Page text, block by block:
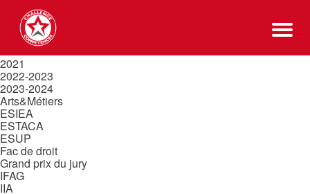
Rechercher :
Categories
2011-2019
2021
2022-2023
2023-2024
Arts&Métiers
ESIEA
ESTACA
ESUP
Fac de droit
Grand prix du jury
IFAG
IIA